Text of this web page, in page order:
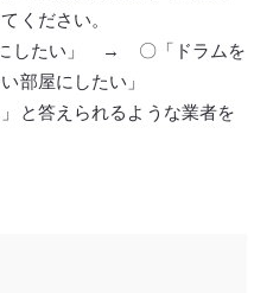
ください。
にしたい」 → 〇「ドラムを
部屋にしたい」
と答えられるような業者を